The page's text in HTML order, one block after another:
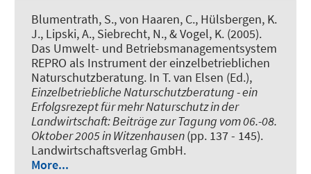
Blumentrath, S., von Haaren, C., Hülsbergen, K.
J., Lipski, A., Siebrecht, N., & Vogel, K. (2005).
Das Umwelt- und Betriebsmanagementsystem
REPRO als Instrument der einzelbetrieblichen
Naturschutzberatung. In T. van Elsen (Ed.),
Einzelbetriebliche Naturschutzberatung - ein
Erfolgsrezept für mehr Naturschutz in der
Landwirtschaft: Beiträge zur Tagung vom 06.-08.
Oktober 2005 in Witzenhausen(pp. 137 - 145).
Landwirtschaftsverlag GmbH.
More...